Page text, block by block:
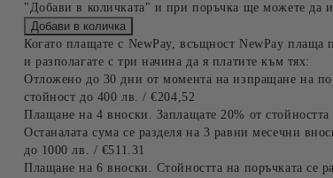
"Добави в количката" и при поръчка ще можете да
Когато плащате с NewPay, всъщност NewPay плаща
и разполагате с три начина да я платите към тях:
Отложено до 30 дни от момента на изпращане на
стойност до 400 лв. / €204,52
Плащане на 4 вноски. Заплащате 20% от
Останалата сума се разделя на 3 равни месечни
до 1000 лв. / €511.31
Плащане на 6 вноски. Стойността на поръчката се